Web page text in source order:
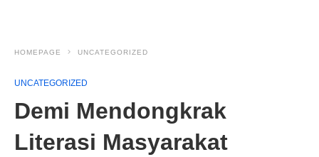
HOMEPAGE UNCATEGORIZED
UNCATEGORIZED
Demi Mendongkrak
Literasi Masyarakat